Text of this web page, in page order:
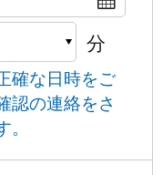
分
確な日時をご
認の連絡をさ